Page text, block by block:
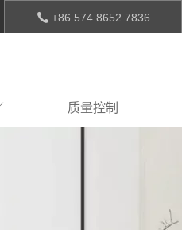
+86 574 8652 7836
质量控制